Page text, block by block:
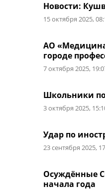
Новости:
15 октября 2025,
АО
городе
7 октября 2025,
Школьники
3 октября 2025,
Удар по
23 сентября 2025,
Осуждённые
начала года